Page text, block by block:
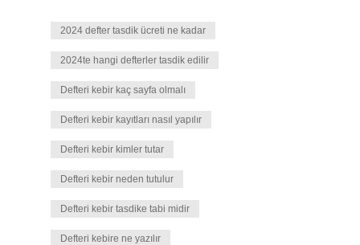
2024 defter tasdik ücreti ne kadar
2024te hangi defterler tasdik edilir
Defteri kebir kaç sayfa olmalı
Defteri kebir kayıtları nasıl yapılır
Defteri kebir kimler tutar
Defteri kebir neden tutulur
Defteri kebir tasdike tabi midir
Defteri kebire ne yazılır